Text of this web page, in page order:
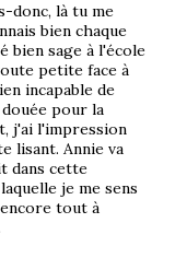
donc, là tu me
bien chaque
bien sage à l'école
petite face à
incapable de
pour la
j'ai l'impression
lisant. Annie va
dans cette
je me sens
tout à